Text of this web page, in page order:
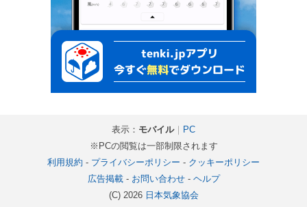
表示： モバイル｜
PC
※PCの閲覧は一部制限されます
利用規約 - プライバシーポリシー - クッキーポリシー
広告掲載- お問い合わせ- ヘルプ
(C) 2026 日本気象協会